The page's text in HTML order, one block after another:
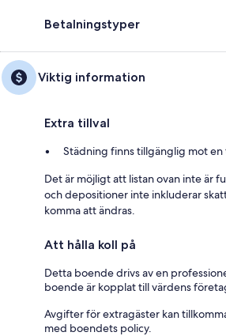
Betalningstyper
Viktig information
Extra tillval
Städning finns tillgänglig mot
Det är möjligt att listan ovan inte är
och depositioner inte inkluderar
komma att ändras.
Att hålla koll på
Detta boende drivs av en
boende är kopplat till värdens
Avgifter för extragäster kan
med boendets policy.